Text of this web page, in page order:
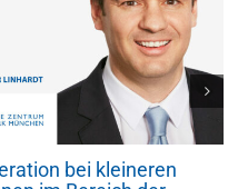
bei kleineren